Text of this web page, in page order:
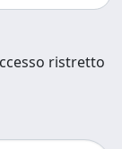
ristretto